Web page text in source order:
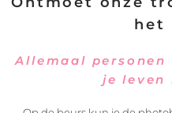
het
Allemaal
je leven